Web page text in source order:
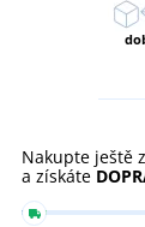
Nakupte ještě
a získáte